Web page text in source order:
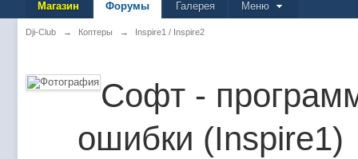
Магазин Форумы Галерея Меню
Dji-Club → Коптеры → Inspire1 / Inspire2
Софт -
ошибки (Inspire1)